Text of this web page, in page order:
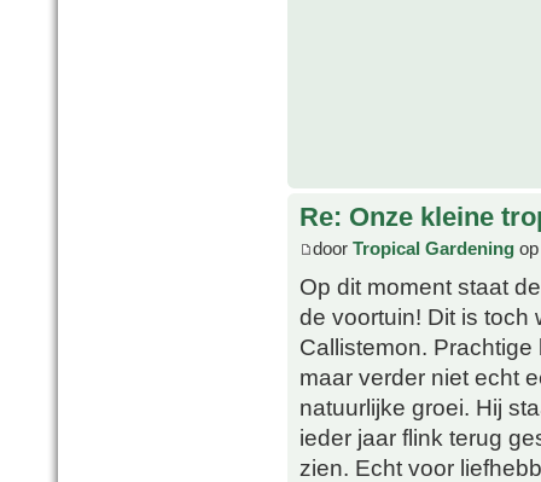
Re: Onze kleine
door Tropical Gardening
Op dit moment staat
de voortuin! Dit is toch
Callistemon.
maar verder niet echt
natuurlijke groei. Hij
ieder jaar flink terug
zien. Echt voor